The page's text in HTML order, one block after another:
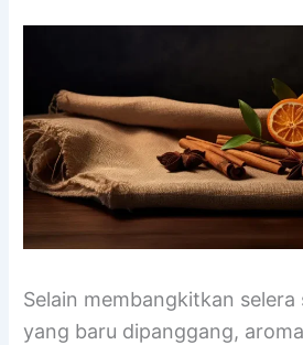
Selain membangkitkan
yang baru dipanggang,